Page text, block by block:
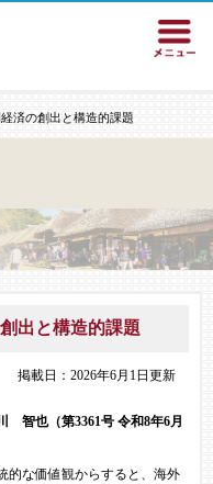
済の創出と構造的課題
出と構造的課題
掲載日：2026年6月1日更新
智也（第3361号 令和8年6月
的な価値観からすると、海外